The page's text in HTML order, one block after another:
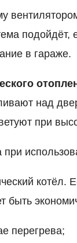
подойдёт,
в гараже.
над
при
котёл.
быть
перегрева;